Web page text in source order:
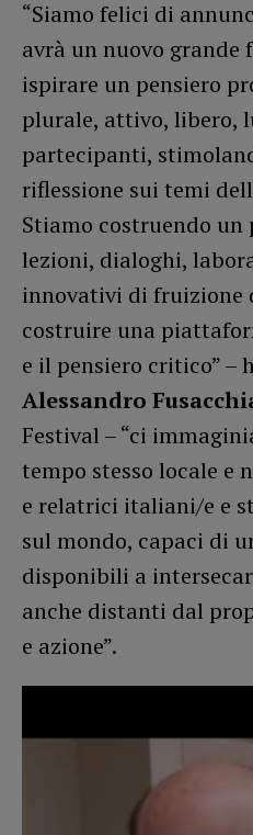
“Siamo felici di
avrà un nuovo grande
ispirare un pensiero
plurale, attivo, libero,
partecipanti,
riflessione sui temi
Stiamo costruendo
lezioni, dialoghi,
innovativi di fruizione
costruire una
e il pensiero critico” –
Alessandro
Festival – “ci
tempo stesso locale e
e relatrici italiani/e e
sul mondo, capaci di
disponibili a
anche distanti dal
e azione”.